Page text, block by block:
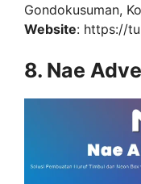
Gondokusuman,
Website: https://
8. Nae